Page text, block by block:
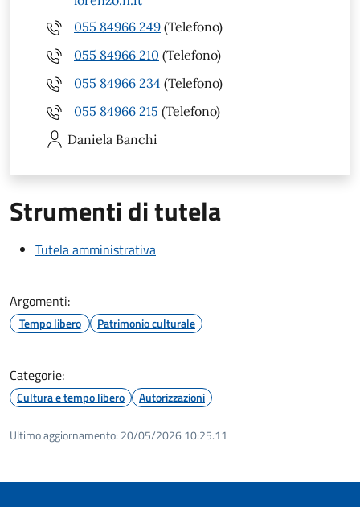
055 84966 249 (Telefono)
055 84966 210 (Telefono)
055 84966 234 (Telefono)
055 84966 215 (Telefono)
Daniela Banchi
Strumenti di tutela
Tutela amministrativa
Argomenti:
Tempo libero Patrimonio culturale
Categorie:
Cultura e tempo libero Autorizzazioni
Ultimo aggiornamento: 20/05/2026 10:25.11